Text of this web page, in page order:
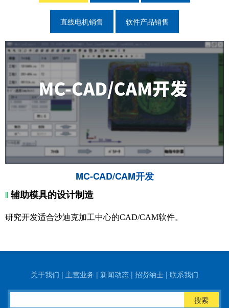
直线电机销售 软件产品销售
MC-CAD/CAM开发
‖ 辅助模具的设计制造
研究开发适合沙迪克加工中心的CAD/CAM软件。
关于我们 | 主营业务 | 新闻动态 | 招贤纳士 | 联系我们
搜索